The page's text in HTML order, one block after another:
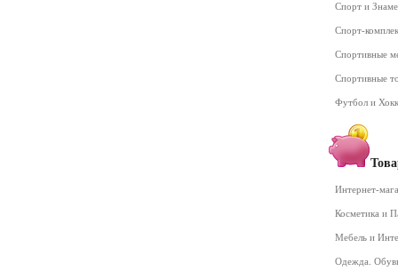
Спорт и
Спорт-
Спортивные
Спортивные
Футбол и
Интернет-
Косметика и
Мебель и
Одежда.